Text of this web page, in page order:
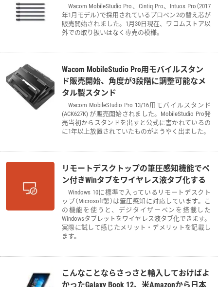
Wacom MobileStudio Pro、Cintiq Pro、Intuos Pro（2017
年1月モデル）で採用されているプロペン2の替え芯が
販売開始されました。1月30日現在、ワコムストア以
外での取り扱いはなく専売の模様。
Wacom MobileStudio Pro用モバイルスタン
ド販売開始、角度が3段階に調整可能なメ
タル製スタンド
Wacom MobileStudio Pro 13/16用モバイルスタンド
(ACK627K) が販売開始されました。MobileStudio Pro発
売当初からスタンドを出すと公式に書かれているの
に1年以上放置されていたものがようやく出ました。
リモートデスクトップの筆圧感知機能でペ
ン付きWinタブをワイヤレス液タブ化する
Windows 10に標準で入っているリモートデスクト
ップ（Microsoft製）は筆圧感知に対応しています。こ
の機能を使うと、デジタイザーペンを搭載した
Windowsタブレットをワイヤレス液タブ化できます。
実際に試して感じたメリット・デメリットを記載し
ます。
こんなことならさっさと輸入しておけばよ
かったGalaxy Book 12、米Amazonから日本